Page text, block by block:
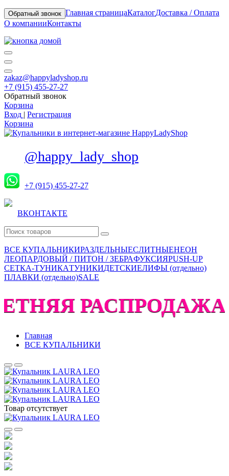
Обратный звонок Главная страницаКаталогДоставка / Оплата
О компанииКонтакты
zakaz@happyladyshop.ru
+7 (915) 455-27-27
Обратный звонок
Корзина
Вход | Регистрация
Корзина
@happy_lady_shop
+7 (915) 455-27-27
ВКОНТАКТЕ
ВСЕ КУПАЛЬНИКИРАЗДЕЛЬНЫЕСЛИТНЫЕНЕОН
ЛЕОПАРДОВЫЙ / ПИТОН / ЗЕБРАФУКСИЯPUSH-UP
СЕТКА-ТУНИКАТУНИКИДЕТСКИЕЛИФЫ (отдельно)
ПЛАВКИ (отдельно)SALE
РАСПРОДАЖА
Главная
ВСЕ КУПАЛЬНИКИ
Товар отсутствует